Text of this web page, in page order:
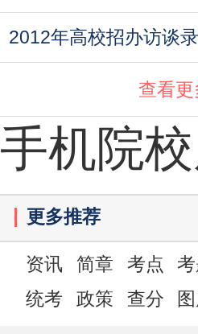
查看更
手机院
更多推荐
资讯 简章 考点
统考
政策 查分